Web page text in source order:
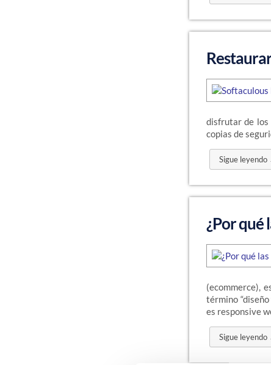
disfrutar de los
copias de
Sigue leyendo
¿Por qué
(ecommerce),
término
es responsive
Sigue leyendo